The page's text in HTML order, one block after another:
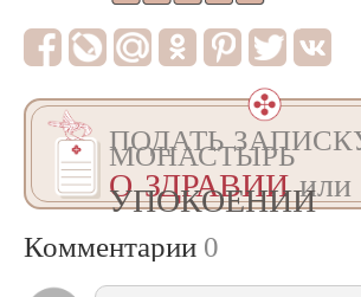
ПОДАТЬ
МОНАСТЫРЬ
О ЗДРАВИИили
УПОКОЕНИИ
Комментарии 0